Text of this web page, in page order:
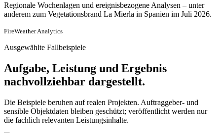
Regionale Wochenlagen und ereignisbezogene Analysen – unter
anderem zum Vegetationsbrand La Mierla in Spanien im Juli 2026.
FireWeather Analytics
Ausgewählte Fallbeispiele
Aufgabe, Leistung und Ergebnis
nachvollziehbar dargestellt.
Die Beispiele beruhen auf realen Projekten. Auftraggeber- und
sensible Objektdaten bleiben geschützt; veröffentlicht werden nur
die fachlich relevanten Leistungsinhalte.